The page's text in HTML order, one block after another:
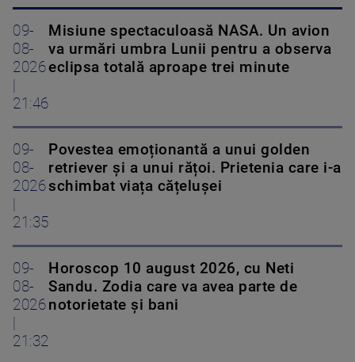
09-
08-
2026
21:46
Misiune spectaculoasă NASA. Un avion
va urmări umbra Lunii pentru a observa
eclipsa totală aproape trei minute
09-
08-
2026
21:35
Povestea emoționantă a unui golden
retriever și a unui rățoi. Prietenia care i-a
schimbat viața cățelușei
09-
08-
2026
21:32
Horoscop 10 august 2026, cu Neti
Sandu. Zodia care va avea parte de
notorietate și bani